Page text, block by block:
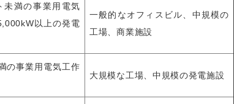
未満の事業用電気
以上の発電
一般的なオフィスビル、中規模の
工場、商業施設
の事業用電気工作
大規模な工場、中規模の発電施設